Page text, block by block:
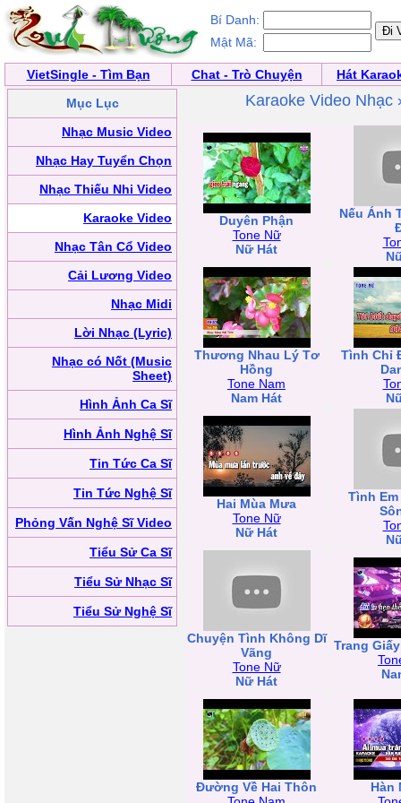
Bí Danh:
Mật Mã:
VietSingle - Tìm Bạn Chat - Trò Chuyện
Hát
Mục Lục
Nhạc Music Video
Nhạc Hay Tuyển Chọn
Nhạc Thiếu Nhi Video
Karaoke Video
Nhạc Tân Cổ Video
Cải Lương Video
Nhạc Midi
Lời Nhạc (Lyric)
Nhạc có Nốt (Music
Sheet)
Hình Ảnh Ca Sĩ
Hình Ảnh Nghệ Sĩ
Tin Tức Ca Sĩ
Tin Tức Nghệ Sĩ
Phỏng Vấn Nghệ Sĩ Video
Tiểu Sử Ca Sĩ
Tiểu Sử Nhạc Sĩ
Tiểu Sử Nghệ Sĩ
Karaoke Video Nhạc
Duyên Phận
Tone Nữ
Nữ Hát
Nếu Ánh
Thương Nhau Lý Tơ
Hồng
Tone Nam
Nam Hát
Tình Chỉ
Hai Mùa Mưa
Tone Nữ
Nữ Hát
Tình
Chuyện Tình Không Dĩ
Vãng
Tone Nữ
Nữ Hát
Trang
Đường Về Hai Thôn
Hàn